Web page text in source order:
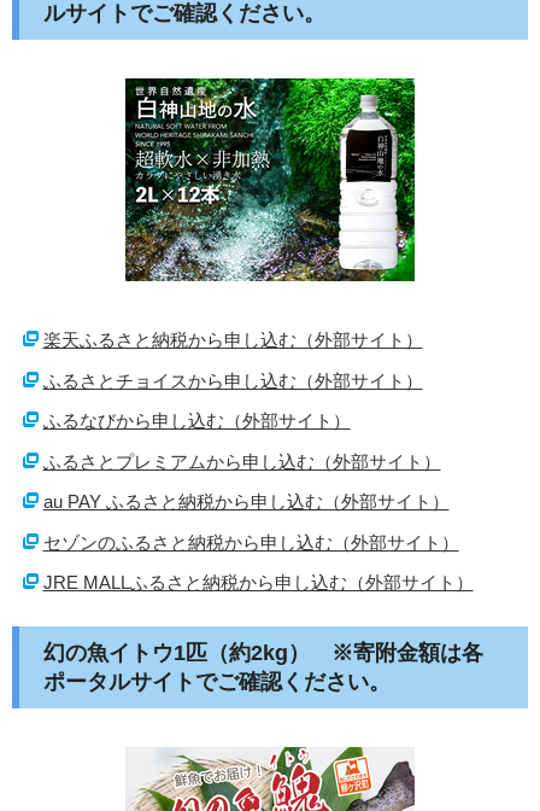
ルサイトでご確認ください。
楽天ふるさと納税から申し込む（外部サイト）
ふるさとチョイスから申し込む（外部サイト）
ふるなびから申し込む（外部サイト）
ふるさとプレミアムから申し込む（外部サイト）
au PAY ふるさと納税から申し込む（外部サイト）
セゾンのふるさと納税から申し込む（外部サイト）
JRE MALLふるさと納税から申し込む（外部サイト）
幻の魚イトウ1匹（約2kg） ※寄附金額は各
ポータルサイトでご確認ください。